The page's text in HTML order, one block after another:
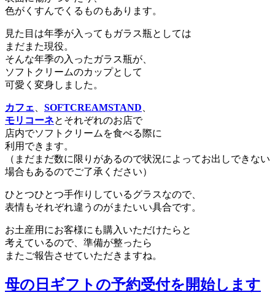
色がくすんでくるものもあります。
見た目は年季が入ってもガラス瓶としては
まだまた現役。
そんな年季の入ったガラス瓶が、
ソフトクリームのカップとして
可愛く変身しました。
カフェ SOFTCREAMSTAND
モリコーネとそれぞれのお店で
店内でソフトクリームを食べる際に
利用できます。
（まだまだ数に限りがあるので状況によってお出しできない
場合もあるのでご了承ください）
ひとつひとつ手作りしているグラスなので、
表情もそれぞれ違うのがまたいい具合です。
お土産用にお客様にも購入いただけたらと
考えているので、準備が整ったら
またご報告させていただきますね。
母の日ギフトの予約受付を開始します